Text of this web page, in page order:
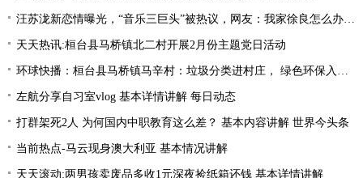
汪苏泷新恋情曝光，“音乐三巨头”被热议，网友：我家徐良怎么办_今日聚焦
天天热讯:桓台县马桥镇北二村开展2月份主题党日活动
环球快播：桓台县马桥镇马辛村：垃圾分类进村庄， 绿色环保入人心
左航分享自习室vlog 基本详情讲解 每日动态
打群架死2人 为何国内中职教育这么差？ 基本内容讲解 世界今头条
当前热点-马云现身澳大利亚 基本情况讲解
天天滚动:两男孩卖废品多收1元深夜捡纸箱还钱 基本详情讲解